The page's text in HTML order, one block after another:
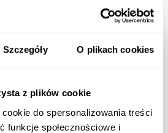
Szczegóły O plikach cookies
z plików cookie
do spersonalizowania treści
funkcje społecznościowe i